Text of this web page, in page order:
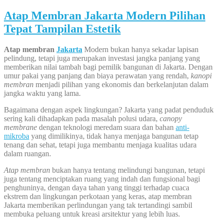
Atap Membran Jakarta Modern Pilihan
Tepat Tampilan Estetik
Atap membran Jakarta Modern bukan hanya sekadar lapisan
pelindung, tetapi juga merupakan investasi jangka panjang yang
memberikan nilai tambah bagi pemilik bangunan di Jakarta. Dengan
umur pakai yang panjang dan biaya perawatan yang rendah, kanopi
membran menjadi pilihan yang ekonomis dan berkelanjutan dalam
jangka waktu yang lama.
Bagaimana dengan aspek lingkungan? Jakarta yang padat penduduk
sering kali dihadapkan pada masalah polusi udara, canopy
membrane dengan teknologi meredam suara dan bahan anti-
mikroba yang dimilikinya, tidak hanya menjaga bangunan tetap
tenang dan sehat, tetapi juga membantu menjaga kualitas udara
dalam ruangan.
Atap membran bukan hanya tentang melindungi bangunan, tetapi
juga tentang menciptakan ruang yang indah dan fungsional bagi
penghuninya, dengan daya tahan yang tinggi terhadap cuaca
ekstrem dan lingkungan perkotaan yang keras, atap membran
Jakarta memberikan perlindungan yang tak tertandingi sambil
membuka peluang untuk kreasi arsitektur yang lebih luas.